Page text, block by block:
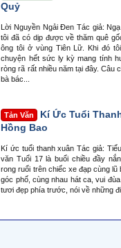
Quỷ
Lời Nguyền Ngải Đen Tác giả:
tôi đã có dịp được về thăm quê
ông tôi ở vùng Tiên Lữ. Khi đó
chuyện hết sức ly kỳ mang tính
ròng rã rất nhiều năm tại đây. Câu
bà bác...
Tản Văn
Kí Ức Tuổi
Hồng Bao
Kí ức tuổi thanh xuân Tác giả:
văn Tuổi 17 là buổi chiều đầy
rong ruổi trên chiếc xe đạp cùng lũ
góc phố, cùng nhau hát ca, vui
tươi đẹp phía trước, nói về những